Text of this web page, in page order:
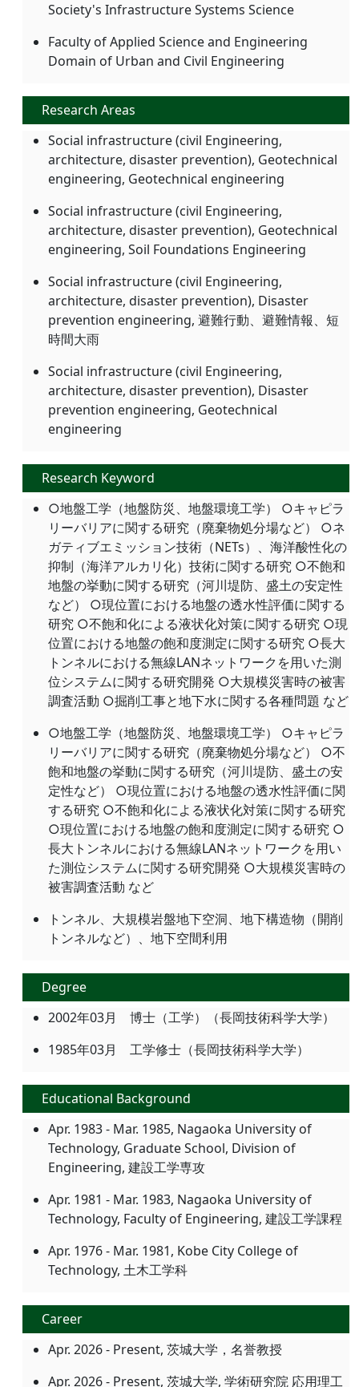
Society's Infrastructure Systems Science
Faculty of Applied Science and Engineering
Domain of Urban and Civil Engineering
Research Areas
Social infrastructure (civil Engineering,
architecture, disaster prevention), Geotechnical
engineering, Geotechnical engineering
Social infrastructure (civil Engineering,
architecture, disaster prevention), Geotechnical
engineering, Soil Foundations Engineering
Social infrastructure (civil Engineering,
architecture, disaster prevention), Disaster
prevention engineering, 避難行動、避難情報、短
時間大雨
Social infrastructure (civil Engineering,
architecture, disaster prevention), Disaster
prevention engineering, Geotechnical
engineering
Research Keyword
○地盤工学（地盤防災、地盤環境工学） ○キャピラ
リーバリアに関する研究（廃棄物処分場など） ○ネ
ガティブエミッション技術（NETs）、海洋酸性化の
抑制（海洋アルカリ化）技術に関する研究 ○不飽和
地盤の挙動に関する研究（河川堤防、盛土の安定性
など） ○現位置における地盤の透水性評価に関する
研究 ○不飽和化による液状化対策に関する研究 ○現
位置における地盤の飽和度測定に関する研究 ○長大
トンネルにおける無線LANネットワークを用いた測
位システムに関する研究開発 ○大規模災害時の被害
調査活動 ○掘削工事と地下水に関する各種問題 など
○地盤工学（地盤防災、地盤環境工学） ○キャピラ
リーバリアに関する研究（廃棄物処分場など） ○不
飽和地盤の挙動に関する研究（河川堤防、盛土の安
定性など） ○現位置における地盤の透水性評価に関
する研究 ○不飽和化による液状化対策に関する研究
○現位置における地盤の飽和度測定に関する研究 ○
長大トンネルにおける無線LANネットワークを用い
た測位システムに関する研究開発 ○大規模災害時の
被害調査活動 など
トンネル、大規模岩盤地下空洞、地下構造物（開削
トンネルなど）、地下空間利用
Degree
2002年03月 博士（工学）（長岡技術科学大学）
1985年03月 工学修士（長岡技術科学大学）
Educational Background
Apr. 1983 - Mar. 1985, Nagaoka University of
Technology, Graduate School, Division of
Engineering, 建設工学専攻
Apr. 1981 - Mar. 1983, Nagaoka University of
Technology, Faculty of Engineering, 建設工学課程
Apr. 1976 - Mar. 1981, Kobe City College of
Technology, 土木工学科
Career
Apr. 2026 - Present, 茨城大学，名誉教授
Apr. 2026 - Present, 茨城大学, 学術研究院 応用理工